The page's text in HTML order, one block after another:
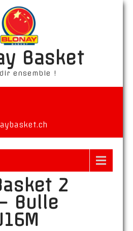
Basket
ensemble !
2
Bulle